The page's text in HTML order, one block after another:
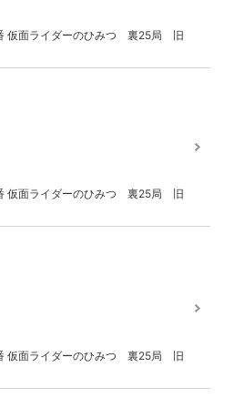
仮面ライダーのひみつ 裏25局 旧
仮面ライダーのひみつ 裏25局 旧
仮面ライダーのひみつ 裏25局 旧